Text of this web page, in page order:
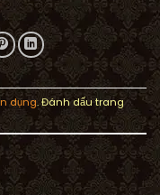
dụng. Đánh dấu trang